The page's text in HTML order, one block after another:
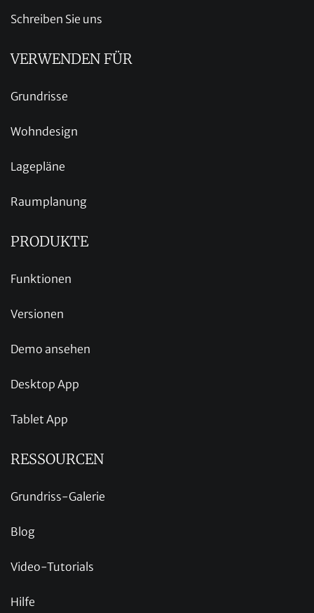
Schreiben Sie uns
VERWENDEN FÜR
Grundrisse
Wohndesign
Lagepläne
Raumplanung
PRODUKTE
Funktionen
Versionen
Demo ansehen
Desktop App
Tablet App
RESSOURCEN
Grundriss-Galerie
Blog
Video-Tutorials
Hilfe